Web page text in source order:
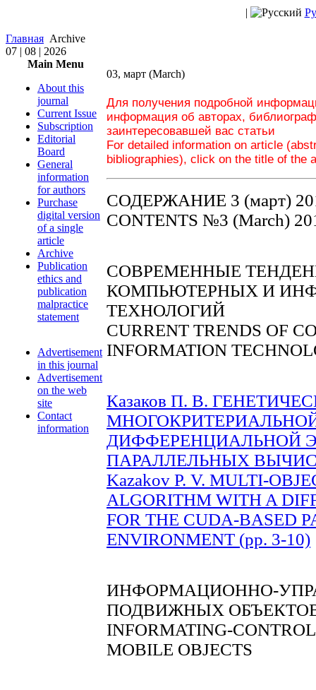
|
Главная Archive
07 | 08 | 2026
Main Menu
About this
journal
Current Issue
Subscription
Editorial
Board
General
information
for authors
Purchase
digital version
of a single
article
Archive
Publication
ethics and
publication
malpractice
statement
Advertisement
in this journal
Advertisement
on the web
site
Contact
information
03, март (March)
Для получения подробной
информация об авторах,
заинтересовавшей вас статьи
For detailed information on article
bibliographies), click on the title of the
СОДЕРЖАНИЕ 3 (март)
CONTENTS №3 (March)
СОВРЕМЕННЫЕ
КОМПЬЮТЕРНЫХ И
ТЕХНОЛОГИЙ
CURRENT TRENDS OF
INFORMATION
Казаков П. В.
ДИФФЕРЕНЦИАЛЬНОЙ
ПАРАЛЛЕЛЬНЫХ
Kazakov P. V. MULTI-
ALGORITHM WITH A
FOR THE CUDA-BASED
ENVIRONMENT (pp. 3-10)
ИНФОРМАЦИОННО-
ПОДВИЖНЫХ
INFORMATING-
MOBILE OBJECTS